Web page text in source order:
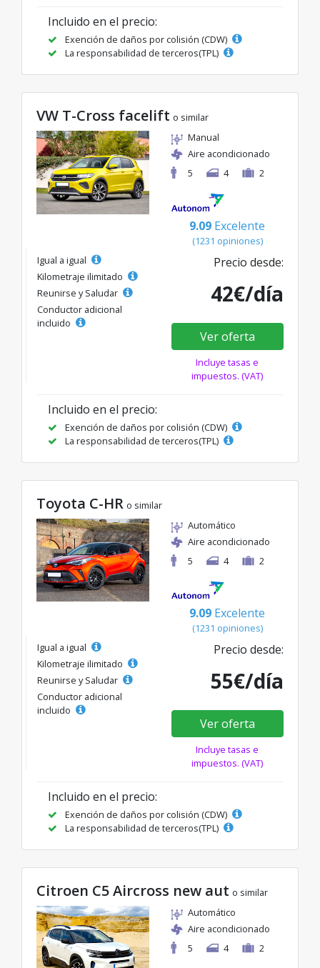
Incluido en el precio:
Exención de daños por colisión (CDW)
La responsabilidad de terceros(TPL)
VW T-Cross facelift o similar
Manual
Aire acondicionado
5
4 2
9.09 Excelente
(1231 opiniones)
Igual a igual
Kilometraje ilimitado
Reunirse y Saludar
Conductor adicional
incluido
Precio desde:
42€/día
Ver oferta
Incluye tasas e
impuestos. (VAT)
Incluido en el precio:
Exención de daños por colisión (CDW)
La responsabilidad de terceros(TPL)
Toyota C-HR o similar
Automático
Aire acondicionado
5
4 2
9.09 Excelente
(1231 opiniones)
Igual a igual
Kilometraje ilimitado
Reunirse y Saludar
Conductor adicional
incluido
Precio desde:
55€/día
Ver oferta
Incluye tasas e
impuestos. (VAT)
Incluido en el precio:
Exención de daños por colisión (CDW)
La responsabilidad de terceros(TPL)
Citroen C5 Aircross new aut o similar
Automático
Aire acondicionado
5
4 2